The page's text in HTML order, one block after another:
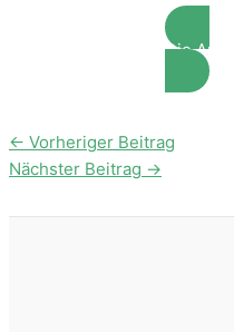
Die
← Vorheriger Beitrag
Nächster Beitrag →